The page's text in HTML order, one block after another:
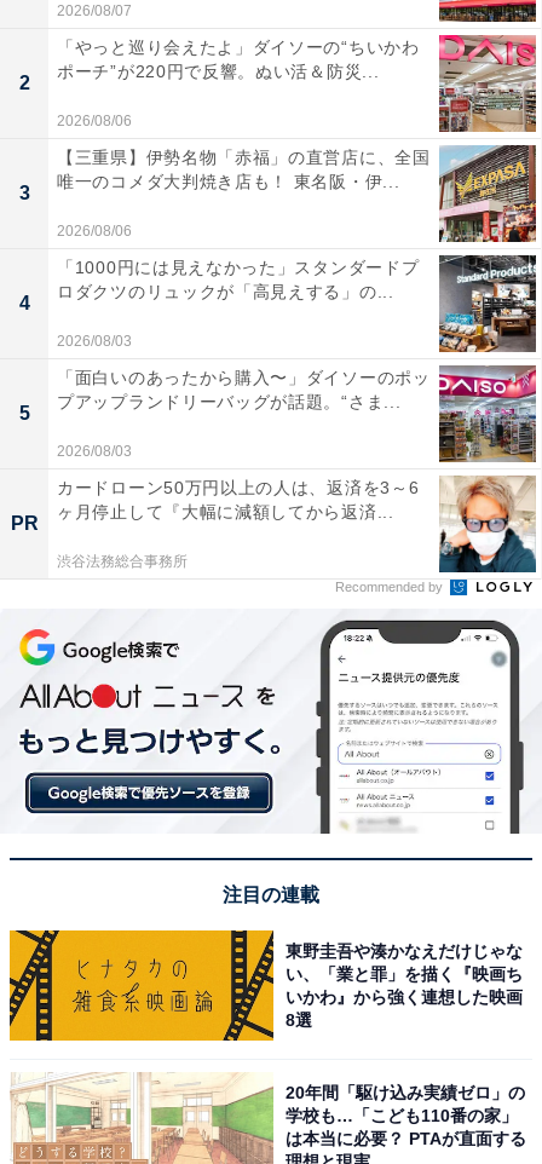
2026/08/07
2
「やっと巡り会えたよ」ダイソーの“ちいかわ
ポーチ”が220円で反響。ぬい活＆防災...
2026/08/06
3
【三重県】伊勢名物「赤福」の直営店に、全国
唯一のコメダ大判焼き店も！ 東名阪・伊...
2026/08/06
4
「1000円には見えなかった」スタンダードプ
ロダクツのリュックが「高見えする」の...
2026/08/03
5
「面白いのあったから購入〜」ダイソーのポッ
プアップランドリーバッグが話題。“さま...
2026/08/03
PR
カードローン50万円以上の人は、返済を3～6
ヶ月停止して『大幅に減額してから返済...
渋谷法務総合事務所
Recommended by
注目の連載
東野圭吾や湊かなえだけじゃな
い、「業と罪」を描く『映画ち
いかわ』から強く連想した映画
8選
20年間「駆け込み実績ゼロ」の
学校も…「こども110番の家」
は本当に必要？ PTAが直面する